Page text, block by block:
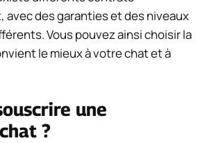
avec des garanties et des niveaux
Vous pouvez ainsi choisir la
le mieux à votre chat et à
une
?